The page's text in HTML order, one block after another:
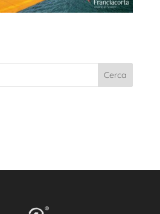
Cerca